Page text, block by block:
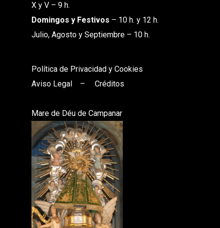
X y V – 9 h.
Domingos y Festivos – 10 h. y 12 h.
Julio, Agosto y Septiembre – 10 h.
Política de Privacidad y Cookies
Aviso Legal – Créditos
Mare de Déu de Campanar